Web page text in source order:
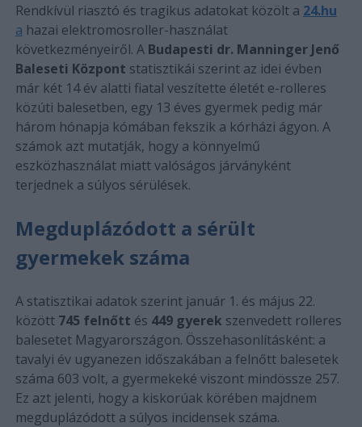
Rendkívül riasztó és tragikus adatokat közölt a 24.hu
a hazai elektromosroller-használat
következményeiről. A Budapesti dr. Manninger Jenő
Baleseti Központ statisztikái szerint az idei évben
már két 14 év alatti fiatal veszítette életét e-rolleres
közúti balesetben, egy 13 éves gyermek pedig már
három hónapja kómában fekszik a kórházi ágyon. A
számok azt mutatják, hogy a könnyelmű
eszközhasználat miatt valóságos járványként
terjednek a súlyos sérülések.
Megduplázódott a sérült
gyermekek száma
A statisztikai adatok szerint január 1. és május 22.
között 745 felnőtt és 449 gyerek szenvedett rolleres
balesetet Magyarországon. Összehasonlításként: a
tavalyi év ugyanezen időszakában a felnőtt balesetek
száma 603 volt, a gyermekeké viszont mindössze 257.
Ez azt jelenti, hogy a kiskorúak körében majdnem
megduplázódott a súlyos incidensek száma.